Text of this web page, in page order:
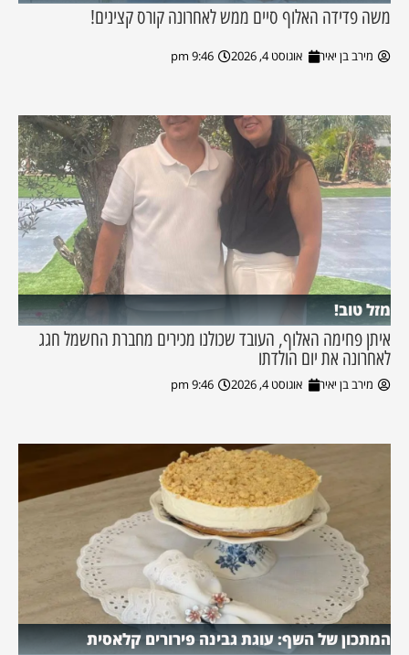
משה פדידה האלוף סיים ממש לאחרונה קורס קצינים!
מירב בן יאיר אוגוסט 4, 2026 9:46 pm
מזל טוב!
איתן פחימה האלוף, העובד שכולנו מכירים מחברת החשמל חגג
לאחרונה את יום הולדתו
מירב בן יאיר אוגוסט 4, 2026 9:46 pm
המתכון של השף: עוגת גבינה פירורים קלאסית